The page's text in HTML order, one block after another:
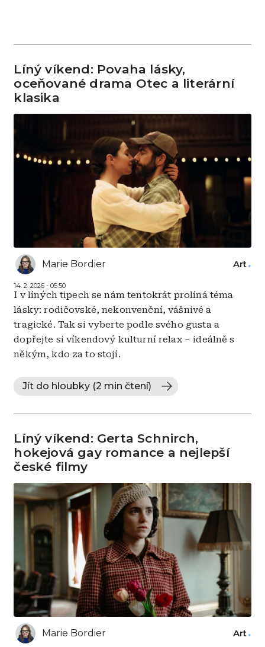
Líný víkend: Povaha lásky,
oceňované drama Otec a literární
klasika
Marie Bordier
14. 2. 2026 - 05:50
Art
I v líných tipech se nám tentokrát prolíná téma
lásky: rodičovské, nekonvenční, vášnivé a
tragické. Tak si vyberte podle svého gusta a
dopřejte si víkendový kulturní relax – ideálně s
někým, kdo za to stojí.
Jít do hloubky (2 min čtení)
Líný víkend: Gerta Schnirch,
hokejová gay romance a nejlepší
české filmy
Marie Bordier Art